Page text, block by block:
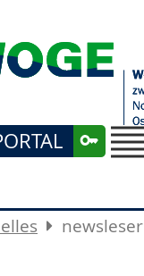
newsleser